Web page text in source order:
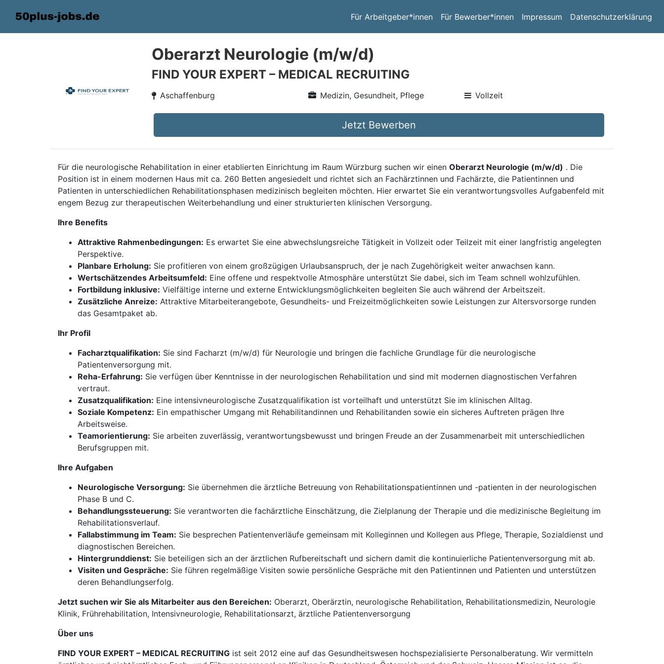
Für Arbeitgeber*innen Für Bewerber*innen Impressum Datenschutzerklärung
Oberarzt Neurologie (m/w/d)
FIND YOUR EXPERT – MEDICAL RECRUITING
Aschaffenburg Medizin, Gesundheit, Pflege Vollzeit
Jetzt Bewerben
Für die neurologische Rehabilitation in einer etablierten Einrichtung im Raum Würzburg suchen wir einen Oberarzt Neurologie (m/w/d) . Die
Position ist in einem modernen Haus mit ca. 260 Betten angesiedelt und richtet sich an Fachärztinnen und Fachärzte, die Patientinnen und
Patienten in unterschiedlichen Rehabilitationsphasen medizinisch begleiten möchten. Hier erwartet Sie ein verantwortungsvolles Aufgabenfeld mit
engem Bezug zur therapeutischen Weiterbehandlung und einer strukturierten klinischen Versorgung.
Ihre Benefits
Attraktive Rahmenbedingungen: Es erwartet Sie eine abwechslungsreiche Tätigkeit in Vollzeit oder Teilzeit mit einer langfristig angelegten
Perspektive.
Planbare Erholung: Sie profitieren von einem großzügigen Urlaubsanspruch, der je nach Zugehörigkeit weiter anwachsen kann.
Wertschätzendes Arbeitsumfeld: Eine offene und respektvolle Atmosphäre unterstützt Sie dabei, sich im Team schnell wohlzufühlen.
Fortbildung inklusive: Vielfältige interne und externe Entwicklungsmöglichkeiten begleiten Sie auch während der Arbeitszeit.
Zusätzliche Anreize: Attraktive Mitarbeiterangebote, Gesundheits- und Freizeitmöglichkeiten sowie Leistungen zur Altersvorsorge runden
das Gesamtpaket ab.
Ihr Profil
Facharztqualifikation: Sie sind Facharzt (m/w/d) für Neurologie und bringen die fachliche Grundlage für die neurologische
Patientenversorgung mit.
Reha-Erfahrung: Sie verfügen über Kenntnisse in der neurologischen Rehabilitation und sind mit modernen diagnostischen Verfahren
vertraut.
Zusatzqualifikation: Eine intensivneurologische Zusatzqualifikation ist vorteilhaft und unterstützt Sie im klinischen Alltag.
Soziale Kompetenz: Ein empathischer Umgang mit Rehabilitandinnen und Rehabilitanden sowie ein sicheres Auftreten prägen Ihre
Arbeitsweise.
Teamorientierung: Sie arbeiten zuverlässig, verantwortungsbewusst und bringen Freude an der Zusammenarbeit mit unterschiedlichen
Berufsgruppen mit.
Ihre Aufgaben
Neurologische Versorgung: Sie übernehmen die ärztliche Betreuung von Rehabilitationspatientinnen und -patienten in der neurologischen
Phase B und C.
Behandlungssteuerung: Sie verantworten die fachärztliche Einschätzung, die Zielplanung der Therapie und die medizinische Begleitung im
Rehabilitationsverlauf.
Fallabstimmung im Team: Sie besprechen Patientenverläufe gemeinsam mit Kolleginnen und Kollegen aus Pflege, Therapie, Sozialdienst und
diagnostischen Bereichen.
Hintergrunddienst: Sie beteiligen sich an der ärztlichen Rufbereitschaft und sichern damit die kontinuierliche Patientenversorgung mit ab.
Visiten und Gespräche: Sie führen regelmäßige Visiten sowie persönliche Gespräche mit den Patientinnen und Patienten und unterstützen
deren Behandlungserfolg.
Jetzt suchen wir Sie als Mitarbeiter aus den Bereichen: Oberarzt, Oberärztin, neurologische Rehabilitation, Rehabilitationsmedizin, Neurologie
Klinik, Frührehabilitation, Intensivneurologie, Rehabilitationsarzt, ärztliche Patientenversorgung
Über uns
FIND YOUR EXPERT – MEDICAL RECRUITING ist seit 2012 eine auf das Gesundheitswesen hochspezialisierte Personalberatung. Wir vermitteln